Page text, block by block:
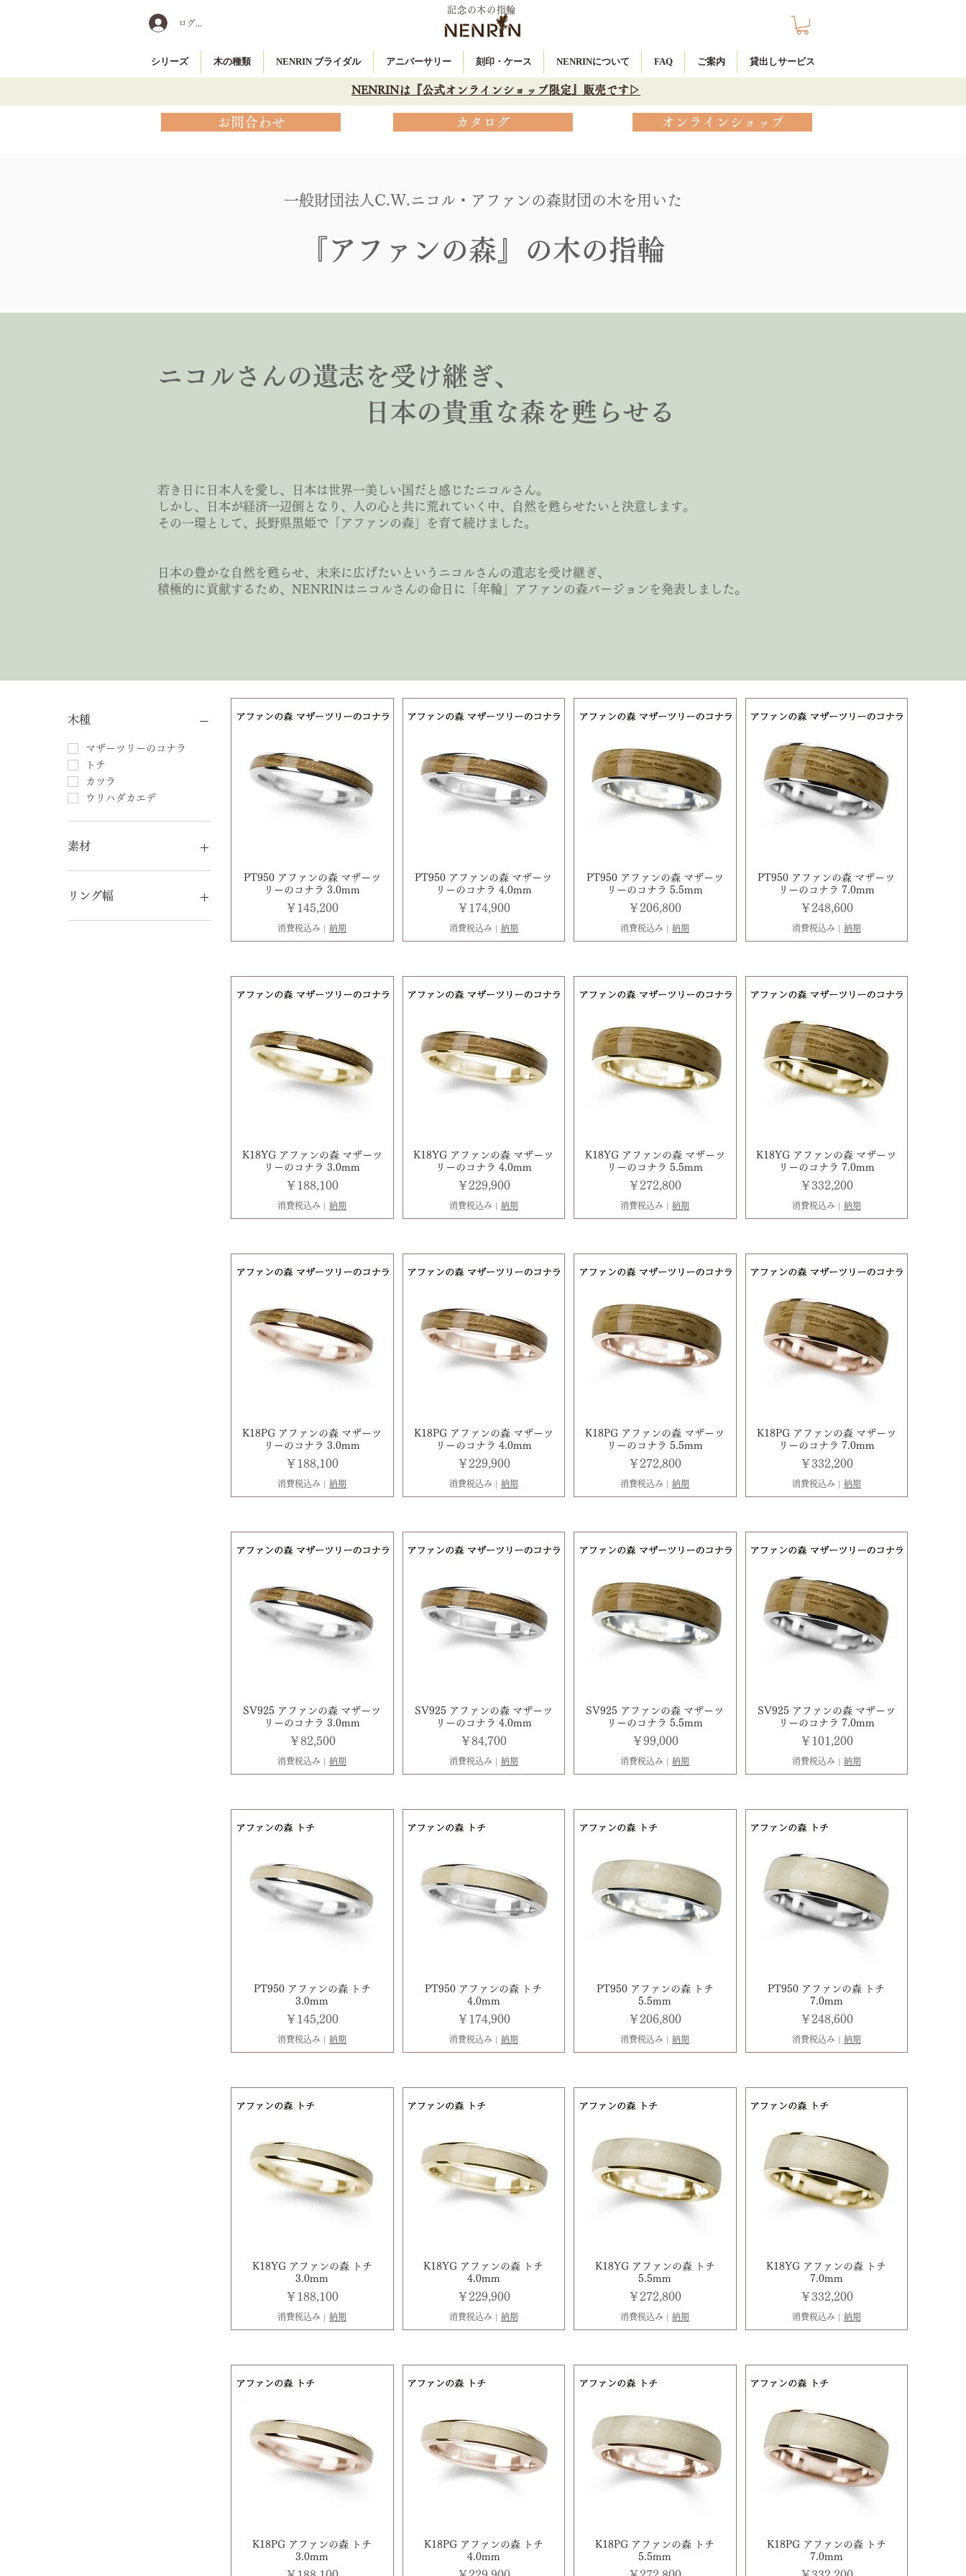
ログイン
記念の木の指輪
シリーズ 木の種類 NENRIN ブライダル アニバーサリー 刻印・ケース NENRINについて FAQ ご案内 貸出しサービス
NENRINは『公式オンラインショップ限定』販売です▷
お問合わせ カタログ オンラインショップ
一般財団法人C.W.ニコル・アファンの森財団の木を用いた
『アファンの森』の木の指輪
ニコルさんの遺志を受け継ぎ、
日本の貴重な森を甦らせる
若き日に日本人を愛し、日本は世界一美しい国だと感じたニコルさん。
しかし、日本が経済一辺倒となり、人の心と共に荒れていく中、自然を甦らせたいと決意します。
その一環として、長野県黒姫で「アファンの森」を育て続けました。
日本の豊かな自然を甦らせ、未来に広げたいというニコルさんの遺志を受け継ぎ、
積極的に貢献するため、NENRINはニコルさんの命日に「年輪」アファンの森バージョンを発表しました。
木種
マザーツリーのコナラ
トチ
カツラ
ウリハダカエデ
素材
K18YG/イエローゴールド
リング幅
PT950 アファンの森 マザーツ
リーのコナラ 3.0mm
価格
￥145,200
消費税込み |納期
PT950 アファンの森 マザーツ
リーのコナラ 4.0mm
価格
￥174,900
消費税込み | 納期
PT950 アファンの森 マザーツ
リーのコナラ 5.5mm
価格
￥206,800
消費税込み |納期
PT950 アファンの森 マザーツ
リーのコナラ 7.0mm
価格
￥248,600
消費税込み | 納期
K18YG アファンの森 マザーツ
リーのコナラ 3.0mm
価格
￥188,100
消費税込み |納期
K18YG アファンの森 マザーツ
リーのコナラ 4.0mm
価格
￥229,900
消費税込み | 納期
K18YG アファンの森 マザーツ
リーのコナラ 5.5mm
価格
￥272,800
消費税込み |納期
K18YG アファンの森 マザーツ
リーのコナラ 7.0mm
価格
￥332,200
消費税込み | 納期
K18PG アファンの森 マザーツ
リーのコナラ 3.0mm
価格
￥188,100
消費税込み |納期
K18PG アファンの森 マザーツ
リーのコナラ 4.0mm
価格
￥229,900
消費税込み | 納期
K18PG アファンの森 マザーツ
リーのコナラ 5.5mm
価格
￥272,800
消費税込み |納期
K18PG アファンの森 マザーツ
リーのコナラ 7.0mm
価格
￥332,200
消費税込み | 納期
SV925 アファンの森 マザーツ
リーのコナラ 3.0mm
価格
￥82,500
消費税込み |納期
SV925 アファンの森 マザーツ
リーのコナラ 4.0mm
価格
￥84,700
消費税込み | 納期
SV925 アファンの森 マザーツ
リーのコナラ 5.5mm
価格
￥99,000
消費税込み |納期
SV925 アファンの森 マザーツ
リーのコナラ 7.0mm
価格
￥101,200
消費税込み | 納期
PT950 アファンの森 トチ
3.0mm
価格
￥145,200
消費税込み |納期
PT950 アファンの森 トチ
4.0mm
価格
￥174,900
消費税込み | 納期
PT950 アファンの森 トチ
5.5mm
価格
￥206,800
消費税込み |納期
PT950 アファンの森 トチ
7.0mm
価格
￥248,600
消費税込み | 納期
K18YG アファンの森 トチ
3.0mm
価格
￥188,100
消費税込み |納期
K18YG アファンの森 トチ
4.0mm
価格
￥229,900
消費税込み | 納期
K18YG アファンの森 トチ
5.5mm
価格
￥272,800
消費税込み |納期
K18YG アファンの森 トチ
7.0mm
価格
￥332,200
消費税込み | 納期
K18PG アファンの森 トチ
3.0mm
価格
K18PG アファンの森 トチ
4.0mm
価格
K18PG アファンの森 トチ
5.5mm
価格
K18PG アファンの森 トチ
7.0mm
価格